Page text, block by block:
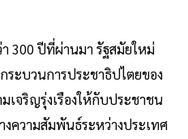
300 ปีที่ผ่านมา รัฐสมัยใหม่
ะบวนการประชาธิปไตยของ
เจริญรุ่งเรืองให้กับประชาชน
ความสัมพันธ์ระหว่างประเทศ